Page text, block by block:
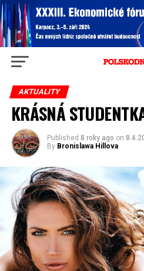
AKTUALITY
KRÁSNÁ
Published 8 roky ago on
By Bronislawa Hillova